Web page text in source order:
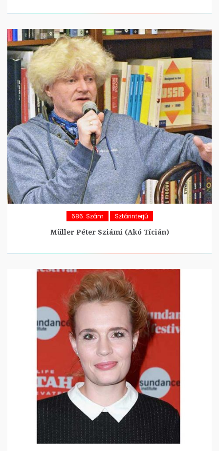
686. Szám Sztárinterjú
Müller Péter Sziámi (Akó Tícián)